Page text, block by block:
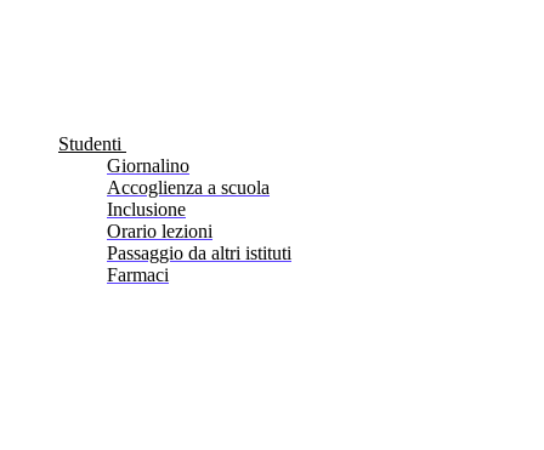
Studenti
Giornalino
Accoglienza a scuola
Inclusione
Orario lezioni
Passaggio da altri istituti
Farmaci